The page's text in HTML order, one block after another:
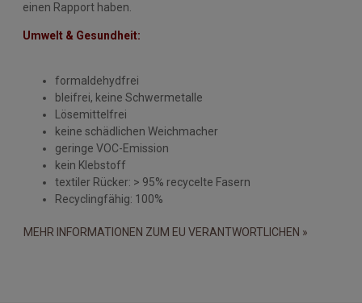
einen Rapport haben.
Umwelt & Gesundheit:
formaldehydfrei
bleifrei, keine Schwermetalle
Lösemittelfrei
keine schädlichen Weichmacher
geringe VOC-Emission
kein Klebstoff
textiler Rücker: > 95% recycelte Fasern
Recyclingfähig: 100%
MEHR INFORMATIONEN ZUM EU VERANTWORTLICHEN »